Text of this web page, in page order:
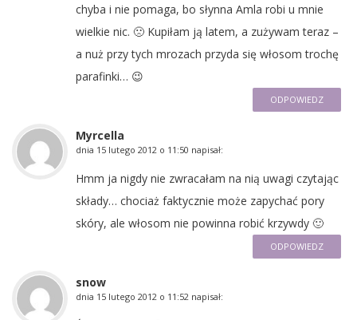
chyba i nie pomaga, bo słynna Amla robi u mnie
wielkie nic. 🙁 Kupiłam ją latem, a zużywam teraz –
a nuż przy tych mrozach przyda się włosom trochę
parafinki… 😉
ODPOWIEDZ
Myrcella
dnia 15 lutego 2012 o 11:50 napisał:
Hmm ja nigdy nie zwracałam na nią uwagi czytając
składy… chociaż faktycznie może zapychać pory
skóry, ale włosom nie powinna robić krzywdy 🙂
ODPOWIEDZ
snow
dnia 15 lutego 2012 o 11:52 napisał: